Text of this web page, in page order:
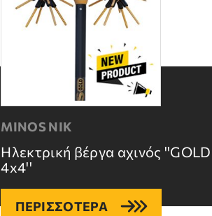
MINOS NIK
Ηλεκτρική βέργα αχινός ''GOLD
4x4''
ΠΕΡΙΣΣΟΤΕΡΑ